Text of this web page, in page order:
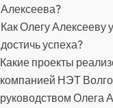
Алексеева?
Как Олегу Алексееву
достичь успеха?
Какие проекты
компанией НЭТ
руководством Олега